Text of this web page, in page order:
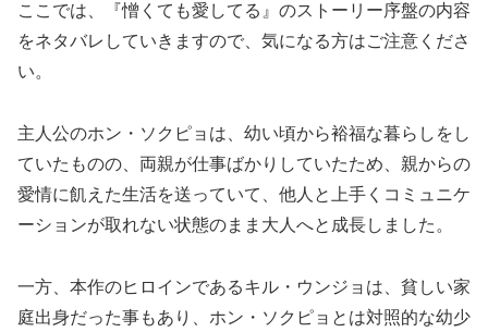
ここでは、『憎くても愛してる』のストーリー序盤の内容
をネタバレしていきますので、気になる方はご注意くださ
い。
主人公のホン・ソクピョは、幼い頃から裕福な暮らしをし
ていたものの、両親が仕事ばかりしていたため、親からの
愛情に飢えた生活を送っていて、他人と上手くコミュニケ
ーションが取れない状態のまま大人へと成長しました。
一方、本作のヒロインであるキル・ウンジョは、貧しい家
庭出身だった事もあり、ホン・ソクピョとは対照的な幼少